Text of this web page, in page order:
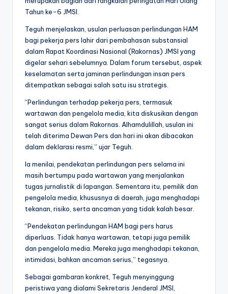
Tahun ke-6 JMSI.
Teguh menjelaskan, usulan perluasan perlindungan HAM
bagi pekerja pers lahir dari pembahasan substansial
dalam Rapat Koordinasi Nasional (Rakornas) JMSI yang
digelar sehari sebelumnya. Dalam forum tersebut, aspek
keselamatan serta jaminan perlindungan insan pers
ditempatkan sebagai salah satu isu strategis.
“Perlindungan terhadap pekerja pers, termasuk
wartawan dan pengelola media, kita diskusikan dengan
sangat serius dalam Rakornas. Alhamdulillah, usulan ini
telah diterima Dewan Pers dan hari ini akan dibacakan
dalam deklarasi resmi,” ujar Teguh.
Ia menilai, pendekatan perlindungan pers selama ini
masih bertumpu pada wartawan yang menjalankan
tugas jurnalistik di lapangan. Sementara itu, pemilik dan
pengelola media, khususnya di daerah, juga menghadapi
tekanan, risiko, serta ancaman yang tidak kalah besar.
“Pendekatan perlindungan HAM bagi pers harus
diperluas. Tidak hanya wartawan, tetapi juga pemilik
dan pengelola media. Mereka juga menghadapi tekanan,
intimidasi, bahkan ancaman serius,” tegasnya.
Sebagai gambaran konkret, Teguh menyinggung
peristiwa yang dialami Sekretaris Jenderal JMSI,